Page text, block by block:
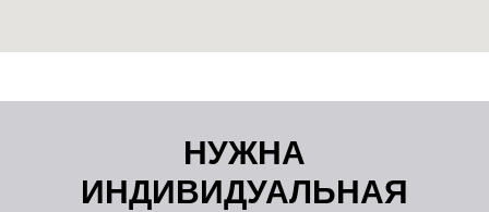
НУЖНА
ИНДИВИДУАЛЬНАЯ